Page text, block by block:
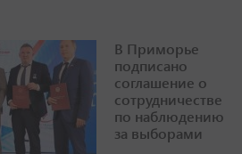
В Приморье
подписано
соглашение о
сотрудничестве
по наблюдению
за выборами